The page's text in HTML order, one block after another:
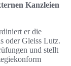
Kanzleien
er die
oder Gleiss Lutz.
und stellt